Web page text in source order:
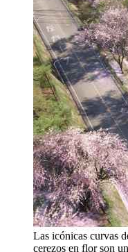
Las icónicas curvas
cerezos en flor son